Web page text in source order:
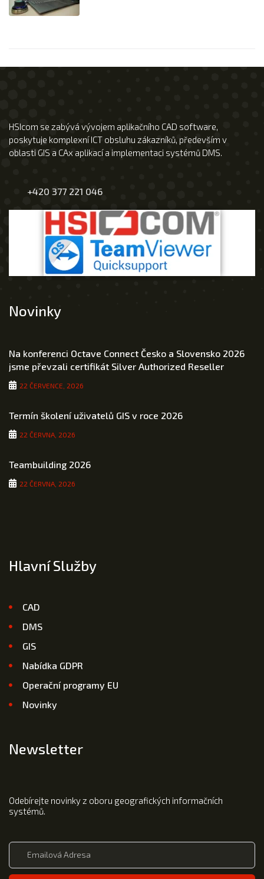
HSIcom se zabývá vývojem aplikačního CAD software,
poskytuje komplexní ICT obsluhu zákazníků, především v
oblasti GIS a CAx aplikací a implementaci systémů DMS.
+420 377 221 046
Novinky
Na konferenci Octave Connect Česko a Slovensko 2026
jsme převzali certifikát Silver Authorized Reseller
22 ČERVENCE, 2026
Termín školení uživatelů GIS v roce 2026
22 ČERVNA, 2026
Teambuilding 2026
22 ČERVNA, 2026
Hlavní Služby
CAD
DMS
GIS
Nabídka GDPR
Operační programy EU
Novinky
Newsletter
Odebírejte novinky z oboru geografických informačních
systémů.